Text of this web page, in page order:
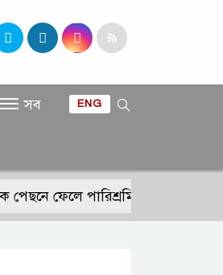
সব ENG
ফেলে পারিশ্রমিকে নতুন মাইলফলক